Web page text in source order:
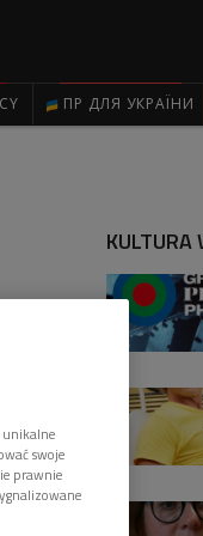
ПР ДЛЯ УКРАЇНИ
KULTURA
swoje
prawnie